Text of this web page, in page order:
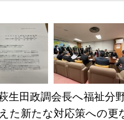
生田政調会長へ福祉分
た新たな対応策への更